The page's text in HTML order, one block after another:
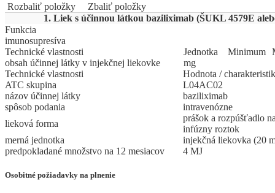
Rozbaliť položky
Zbaliť položky
1. Liek s účinnou látkou baziliximab (ŠUKL 4579E
Funkcia
imunosupresíva
Technické vlastnosti
Jed­not­ka Mi­ni­mum
obsah účinnej látky v injekčnej liekovke
mg
Technické vlastnosti
Hodnota /
ATC skupina
L04AC02
názov účinnej látky
baziliximab
spôsob podania
intravenózne
lieková forma
prášok a rozpúšťadlo
infúzny roztok
merná jednotka
injekčná liekovka (20
predpokladané množstvo na 12 mesiacov
4 MJ
Osobitné požiadavky na plnenie